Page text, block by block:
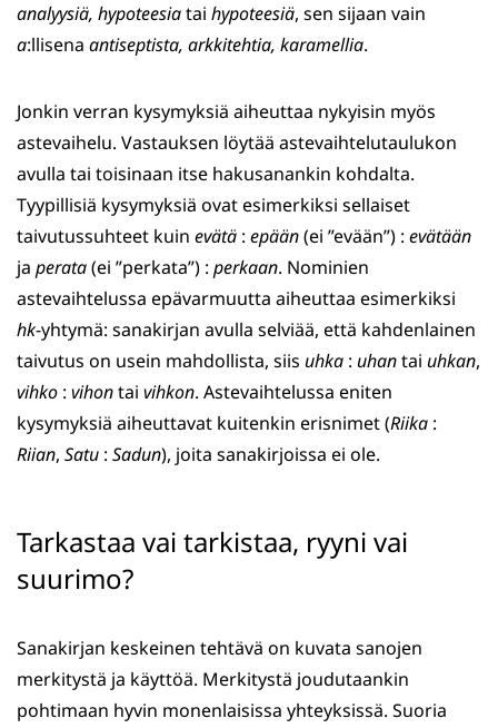
analyysiä, hypoteesiatai hypoteesiä, sen sijaan vain
a:llisena antiseptista, arkkitehtia, karamellia.
Jonkin verran kysymyksiä aiheuttaa nykyisin myös
astevaihelu. Vastauksen löytää astevaihtelutaulukon
avulla tai toisinaan itse hakusanankin kohdalta.
Tyypillisiä kysymyksiä ovat esimerkiksi sellaiset
taivutussuhteet kuin evätä : epään(ei ”evään”) : evätään
ja perata(ei ”perkata”) : perkaan. Nominien
astevaihtelussa epävarmuutta aiheuttaa esimerkiksi
hk-yhtymä: sanakirjan avulla selviää, että kahdenlainen
taivutus on usein mahdollista, siis uhka : uhantai uhkan,
vihko : vihontai vihkon. Astevaihtelussa eniten
kysymyksiä aiheuttavat kuitenkin erisnimet (Riika :
Riian, Satu : Sadun), joita sanakirjoissa ei ole.
Tarkastaa vai tarkistaa, ryyni vai
suurimo?
Sanakirjan keskeinen tehtävä on kuvata sanojen
merkitystä ja käyttöä. Merkitystä joudutaankin
pohtimaan hyvin monenlaisissa yhteyksissä. Suoria